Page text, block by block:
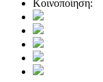
Κοινοποίηση: